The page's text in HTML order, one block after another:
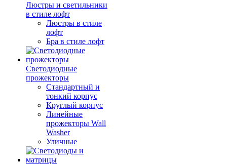
Люстры и светильники
в стиле лофт
Люстры в стиле
лофт
Бра в стиле лофт
Светодиодные
прожекторы
Стандартный и
тонкий корпус
Круглый корпус
Линейные
прожекторы Wall
Washer
Уличные